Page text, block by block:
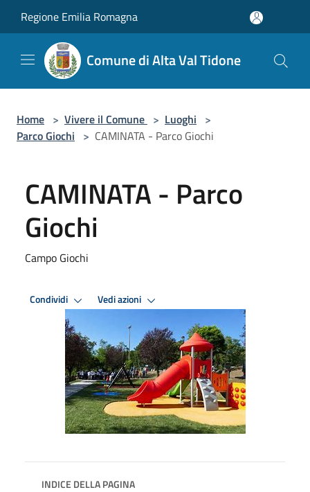
Regione Emilia Romagna
Comune di Alta Val Tidone
Home > Vivere il Comune > Luoghi >
Parco Giochi > CAMINATA - Parco Giochi
CAMINATA - Parco
Giochi
Campo Giochi
Condividi Vedi azioni
INDICE DELLA PAGINA